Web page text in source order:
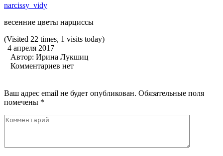
narcissy_vidy
весенние цветы нарциссы
(Visited 22 times, 1 visits today)
4 апреля 2017
Автор: Ирина Лукшиц
Комментариев нет
Ваш адрес email не будет опубликован. Обязательные поля
помечены *
Комментарий